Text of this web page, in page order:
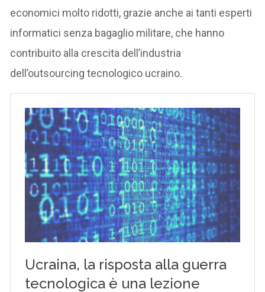
economici molto ridotti, grazie anche ai tanti esperti
informatici senza bagaglio militare, che hanno
contribuito alla crescita dell’industria
dell’outsourcing tecnologico ucraino.